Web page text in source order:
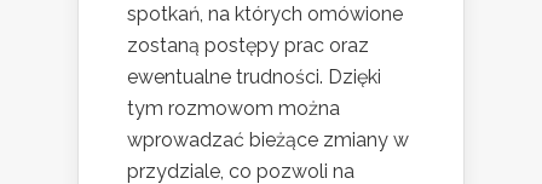
spotkań, na których omówione
zostaną postępy prac oraz
ewentualne trudności. Dzięki
tym rozmowom można
wprowadzać bieżące zmiany w
przydziale, co pozwoli na